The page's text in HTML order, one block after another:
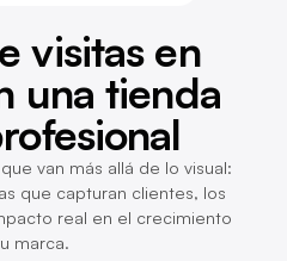
visitas en
una tienda
van más allá de lo visual:
que capturan clientes, los
real en el crecimiento
marca.